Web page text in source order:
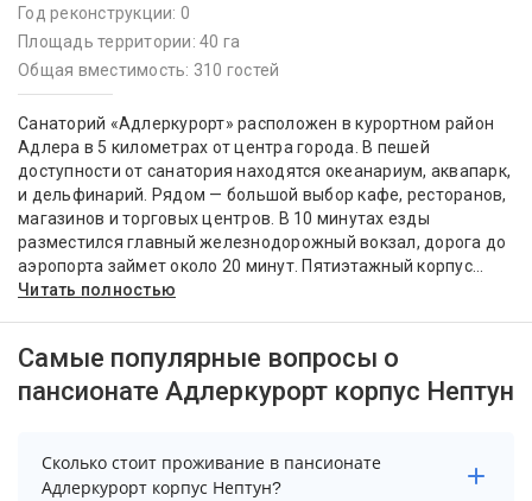
Год реконструкции: 0
Площадь территории: 40 га
Общая вместимость: 310 гостей
Санаторий «Адлеркурорт» расположен в курортном район
Адлера в 5 километрах от центра города. В пешей
доступности от санатория находятся океанариум, аквапарк,
и дельфинарий. Рядом — большой выбор кафе, ресторанов,
магазинов и торговых центров. В 10 минутах езды
разместился главный железнодорожный вокзал, дорога до
аэропорта займет около 20 минут. Пятиэтажный корпус...
Читать полностью
Самые популярные вопросы о
пансионате Адлеркурорт корпус Нептун
Сколько стоит проживание в пансионате
Адлеркурорт корпус Нептун?